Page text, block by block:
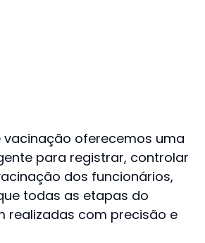
vacinação oferecemos uma
para registrar, controlar
dos funcionários,
todas as etapas do
realizadas com precisão e